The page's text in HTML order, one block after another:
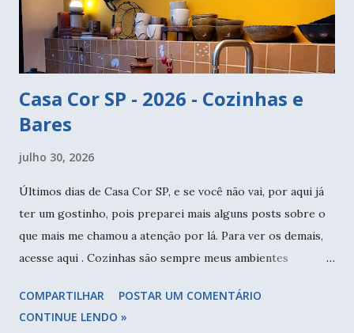
Casa Cor SP - 2026 - Cozinhas e
Bares
julho 30, 2026
Últimos dias de Casa Cor SP, e se você não vai, por aqui já
ter um gostinho, pois preparei mais alguns posts sobre o
que mais me chamou a atenção por lá. Para ver os demais,
acesse aqui . Cozinhas são sempre meus ambientes
também estão em alta, não como na década de 90, mas com
espaço delimitado numa bancada, ou em carrinhos que
COMPARTILHAR
POSTAR UM COMENTÁRIO
CONTINUE LENDO »